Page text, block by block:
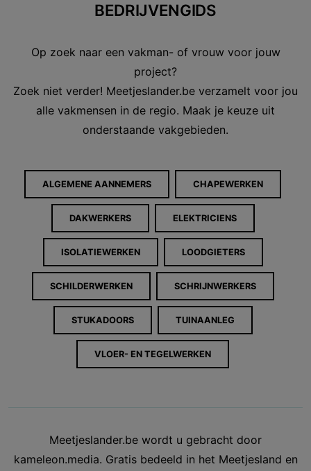
BEDRIJVENGIDS
Op zoek naar een vakman- of vrouw voor jouw
project?
Zoek niet verder! Meetjeslander.be verzamelt voor jou
alle vakmensen in de regio. Maak je keuze uit
onderstaande vakgebieden.
ALGEMENE AANNEMERS CHAPEWERKEN
DAKWERKERS ELEKTRICIENS
ISOLATIEWERKEN LOODGIETERS
SCHILDERWERKEN SCHRIJNWERKERS
STUKADOORS TUINAANLEG
VLOER- EN TEGELWERKEN
Meetjeslander.be wordt u gebracht door
kameleon.media. Gratis bedeeld in het Meetjesland en